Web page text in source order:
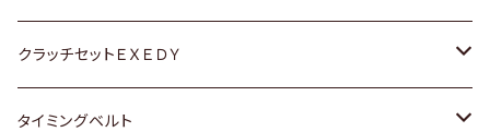
マツダ
三菱
アストロ（シボレー）
クライスラー
日産
ダイハツ
日産
ホンダ
ホンダ
スズキ
クラッチセットＥＸＥＤＹ
ホンダ
タイミングベルト